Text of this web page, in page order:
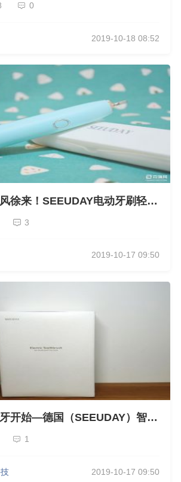
0
2019-10-18 08:52
徐来！SEEUDAY电动牙刷轻体
3
2019-10-17 09:50
开始—德国（SEEUDAY）智能
1
2019-10-17 09:50